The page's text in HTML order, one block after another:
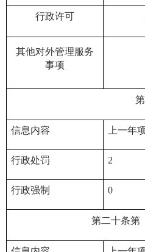
行政许可
其他对外管理服务
事项
信息内容 上一年
行政处罚 2
行政强制 0
第二十条第（八